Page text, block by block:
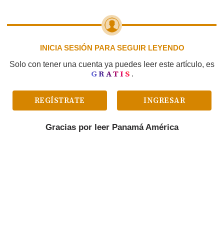
INICIA SESIÓN PARA SEGUIR LEYENDO
Solo con tener una cuenta ya puedes leer este artículo, es
GRATIS .
REGÍSTRATE INGRESAR
Gracias por leer Panamá América